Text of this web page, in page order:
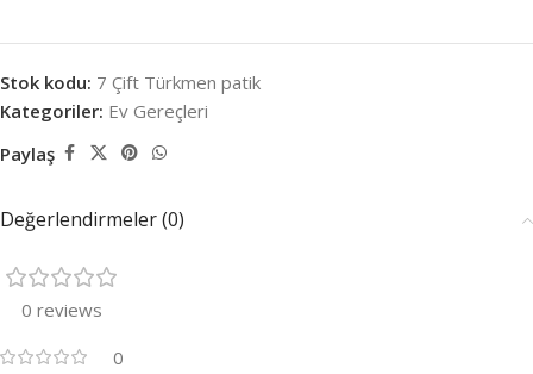
Stok kodu: 7 Çift Türkmen patik
Kategoriler: Ev Gereçleri
Paylaş
Değerlendirmeler (0)
0 reviews
0